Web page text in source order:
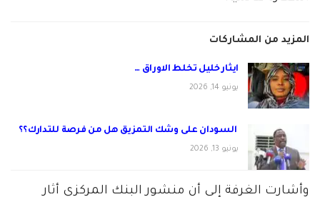
المزيد من المشاركات
ايثار خليل تخلط الاوراق …
يونيو 14, 2026
السودان على وشك التمزيق هل من فرصة للتدارك؟؟
يونيو 13, 2026
وأشارت الغرفة إلى أن منشور البنك المركزي أثار